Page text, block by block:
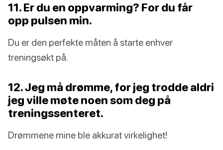
11. Er du en oppvarming? For du får
opp pulsen min.
Du er den perfekte måten å starte enhver
treningsøkt på.
12. Jeg må drømme, for jeg trodde aldri
jeg ville møte noen som deg på
treningssenteret.
Drømmene mine ble akkurat virkelighet!